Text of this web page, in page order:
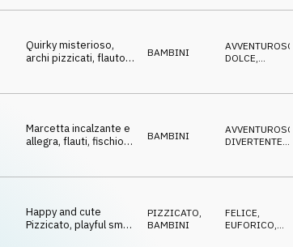
levare, nostalgico e
Quirky misterioso,
archi pizzicati, flauto e
BAMBINI AVVENTUROSO
DOLCE,
DIVERTENTE
Marcetta incalzante e
allegra, flauti, fischio e
BAMBINI AVVENTUROSO
DIVERTENTE,
IRONICO
Happy and cute
Pizzicato, playful small
PIZZICATO,
BAMBINI
FELICE,
EUFORICO,